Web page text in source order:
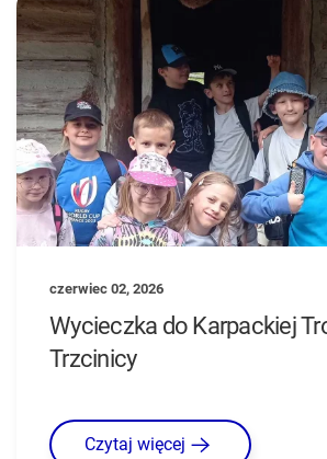
czerwiec 02, 2026
Wycieczka do Karpackiej
Trzcinicy
Czytaj więcej